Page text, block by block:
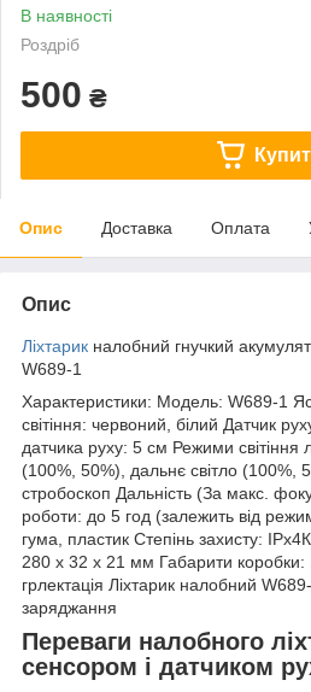
В наявності
Роздріб
500 ₴
Опис Доставка Оплата
Опис
Ліхтарик налобний гнучкий
W689-1
Характеристики: Модель: W689-1
світіння: червоний, білий Датчик
датчика руху: 5 см Режими світіння
(100%, 50%), дальнє світло (100%,
стробоскоп Дальність (За макс.
роботи: до 5 год (залежить від
гума, пластик Степінь захисту:
280 х 32 х 21 мм Габарити
грлектація Ліхтарик налобний
заряджання
Переваги налобного
сенсором і датчиком